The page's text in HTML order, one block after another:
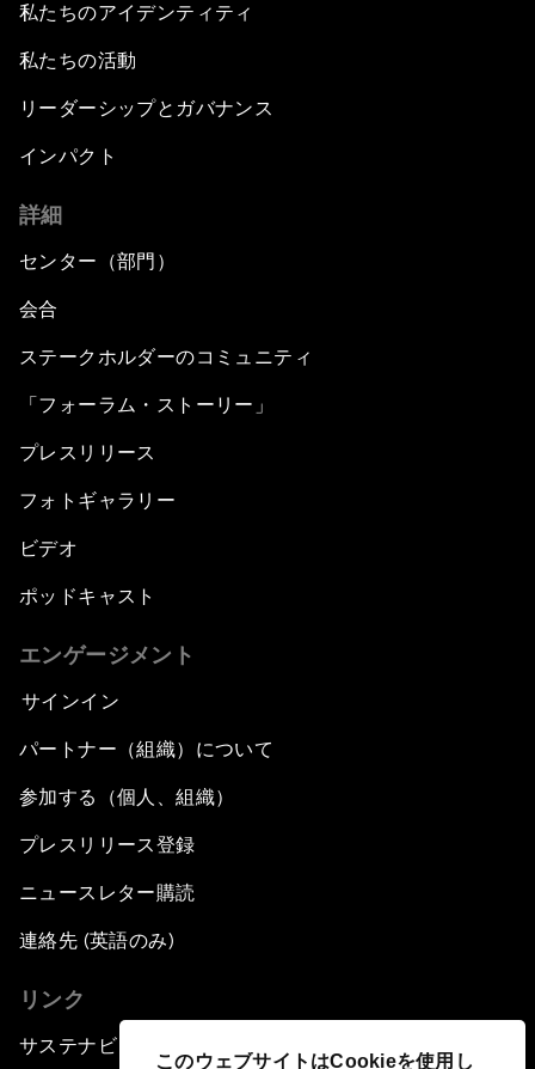
このウェブサイトはCookieを使用し
私たちのアイデンティティ
私たちの活動
リーダーシップとガバナンス
インパクト
詳細
センター（部門）
会合
ステークホルダーのコミュニティ
「フォーラム・ストーリー」
プレスリリース
フォトギャラリー
ビデオ
ポッドキャスト
エンゲージメント
サインイン
パートナー（組織）について
参加する（個人、組織）
プレスリリース登録
ニュースレター購読
連絡先 (英語のみ)
リンク
サステナビリティへの取り組み